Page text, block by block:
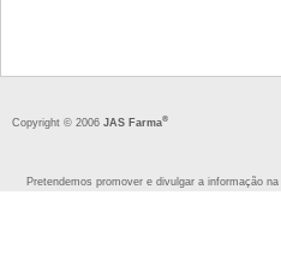
Copyright © 2006 JAS Farma®
Pretendemos promover e divulgar a informação